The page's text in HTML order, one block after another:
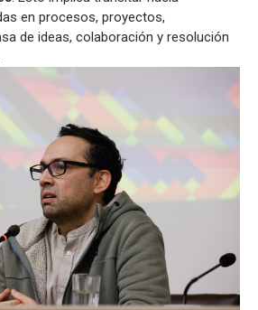
en procesos, proyectos,
de ideas, colaboración y resolución